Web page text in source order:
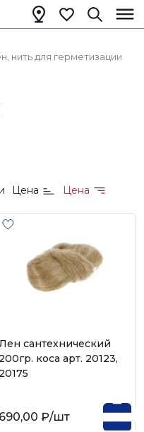
нить для герметизации
Цена Цена
сантехнический
200гр. коса арт. 20123,
20175
690,00 ₽/шт